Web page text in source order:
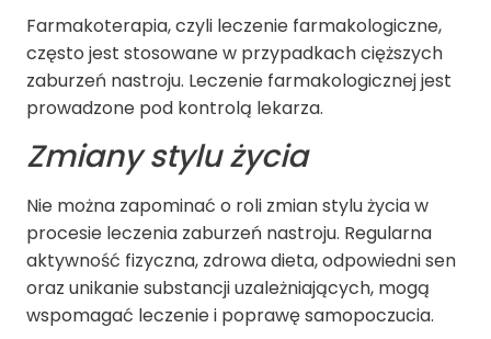
Farmakoterapia, czyli leczenie farmakologiczne,
często jest stosowane w przypadkach cięższych
zaburzeń nastroju. Leczenie farmakologicznej jest
prowadzone pod kontrolą lekarza.
Zmiany stylu życia
Nie można zapominać o roli zmian stylu życia w
procesie leczenia zaburzeń nastroju. Regularna
aktywność fizyczna, zdrowa dieta, odpowiedni sen
oraz unikanie substancji uzależniających, mogą
wspomagać leczenie i poprawę samopoczucia.